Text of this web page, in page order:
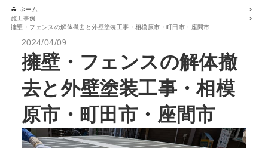
ホーム
施工事例
擁壁・フェンスの解体撤去と外壁塗装工事・相模原市・町田市・座間市
2024/04/09
擁壁・フェンスの解体撤
去と外壁塗装工事・相模
原市・町田市・座間市